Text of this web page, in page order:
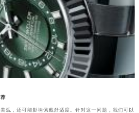
观，还可能影响佩戴舒适度。针对这一问题，我们可以